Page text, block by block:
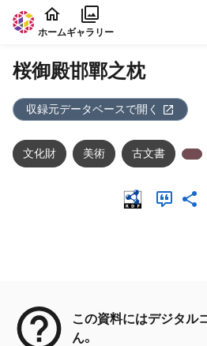
本文に飛ぶ
ホームギャラリー
桜御殿邯鄲之枕
収録元データベースで開く
文化財 美術 古文書
この資料にはデジタル
ん。